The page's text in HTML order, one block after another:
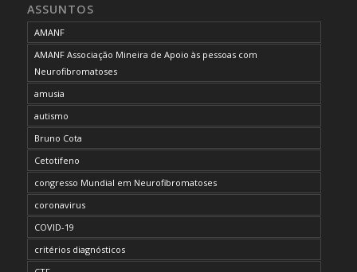
ASSUNTOS
AMANF
AMANF Associação Mineira de Apoio às pessoas com
Neurofibromatoses
amusia
autismo
Bruno Cota
Cetotifeno
congresso Mundial em Neurofibromatoses
coronavirus
COVID-19
critérios diagnósticos